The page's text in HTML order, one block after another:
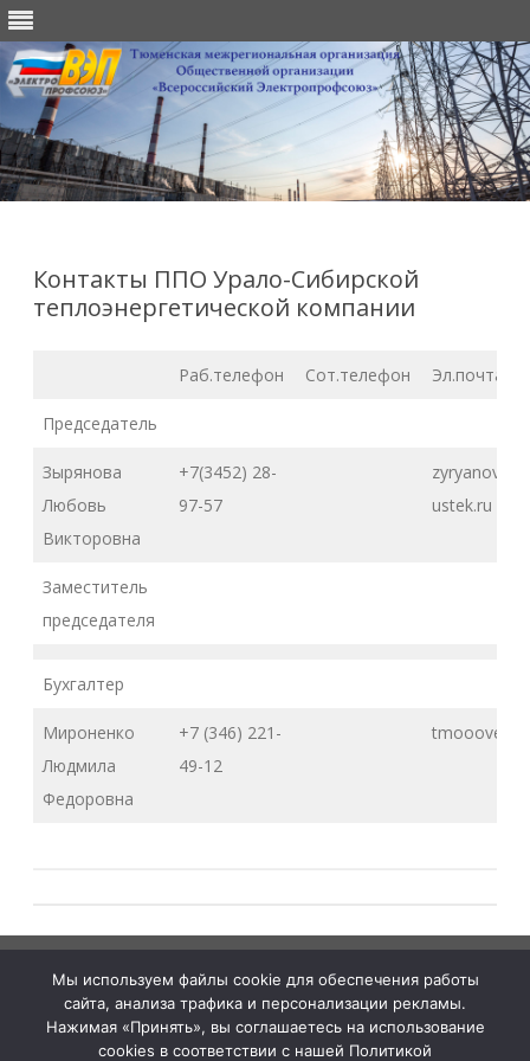
Контакты ППО Урало-Сибирской
теплоэнергетической компании
Раб.телефон Сот.телефон Эл.почта
Председатель
Зырянова
Любовь
Викторовна
+7(3452) 28-
97-57
ustek.ru
Заместитель
председателя
Бухгалтер
Мироненко
Людмила
Федоровна
‭+7 (346) 221-
49-12‬
межрегиональная
организация
GalussoThemes.com
Работает на
Мы используем файлы cookie для обеспечения работы
сайта, анализа трафика и персонализации рекламы.
Нажимая «Принять», вы соглашаетесь на использование
cookies в соответствии с нашей Политикой